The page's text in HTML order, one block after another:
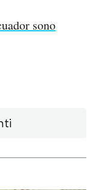
sono